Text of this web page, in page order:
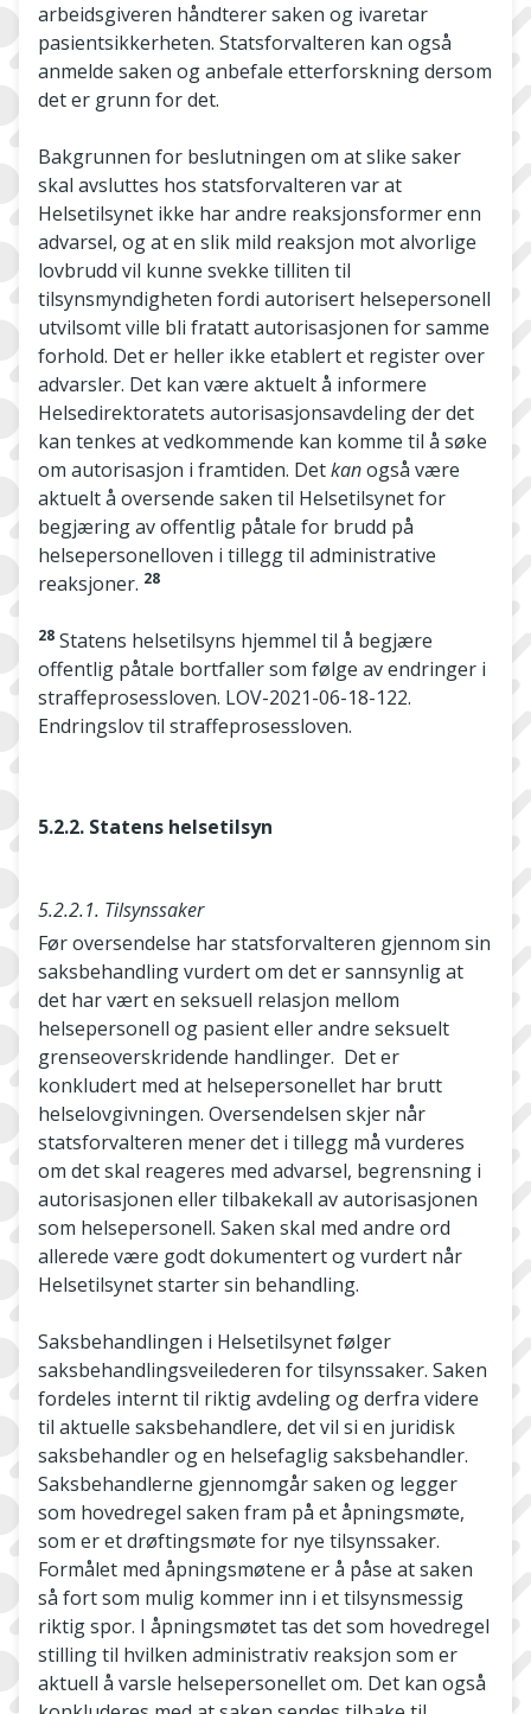
arbeidsgiveren håndterer saken og ivaretar
pasientsikkerheten. Statsforvalteren kan også
anmelde saken og anbefale etterforskning dersom
det er grunn for det.
Bakgrunnen for beslutningen om at slike saker
skal avsluttes hos statsforvalteren var at
Helsetilsynet ikke har andre reaksjonsformer enn
advarsel, og at en slik mild reaksjon mot alvorlige
lovbrudd vil kunne svekke tilliten til
tilsynsmyndigheten fordi autorisert helsepersonell
utvilsomt ville bli fratatt autorisasjonen for samme
forhold. Det er heller ikke etablert et register over
advarsler. Det kan være aktuelt å informere
Helsedirektoratets autorisasjonsavdeling der det
kan tenkes at vedkommende kan komme til å søke
om autorisasjon i framtiden. Detkanogså være
aktuelt å oversende saken til Helsetilsynet for
begjæring av offentlig påtale for brudd på
helsepersonelloven i tillegg til administrative
reaksjoner. 28
28 Statens helsetilsyns hjemmel til å begjære
offentlig påtale bortfaller som følge av endringer i
straffeprosessloven. LOV-2021-06-18-122.
Endringslov til straffeprosessloven.
5.2.2. Statens helsetilsyn
5.2.2.1. Tilsynssaker
Før oversendelse har statsforvalteren gjennom sin
saksbehandling vurdert om det er sannsynlig at
det har vært en seksuell relasjon mellom
helsepersonell og pasient eller andre seksuelt
grenseoverskridende handlinger. Det er
konkludert med at helsepersonellet har brutt
helselovgivningen. Oversendelsen skjer når
statsforvalteren mener det i tillegg må vurderes
om det skal reageres med advarsel, begrensning i
autorisasjonen eller tilbakekall av autorisasjonen
som helsepersonell. Saken skal med andre ord
allerede være godt dokumentert og vurdert når
Helsetilsynet starter sin behandling.
Saksbehandlingen i Helsetilsynet følger
saksbehandlingsveilederen for tilsynssaker. Saken
fordeles internt til riktig avdeling og derfra videre
til aktuelle saksbehandlere, det vil si en juridisk
saksbehandler og en helsefaglig saksbehandler.
Saksbehandlerne gjennomgår saken og legger
som hovedregel saken fram på et åpningsmøte,
som er et drøftingsmøte for nye tilsynssaker.
Formålet med åpningsmøtene er å påse at saken
så fort som mulig kommer inn i et tilsynsmessig
riktig spor. I åpningsmøtet tas det som hovedregel
stilling til hvilken administrativ reaksjon som er
aktuell å varsle helsepersonellet om. Det kan også